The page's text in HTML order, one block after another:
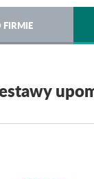
FIRMIE